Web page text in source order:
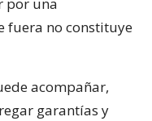
fuera no constituye
acompañar,
garantías y